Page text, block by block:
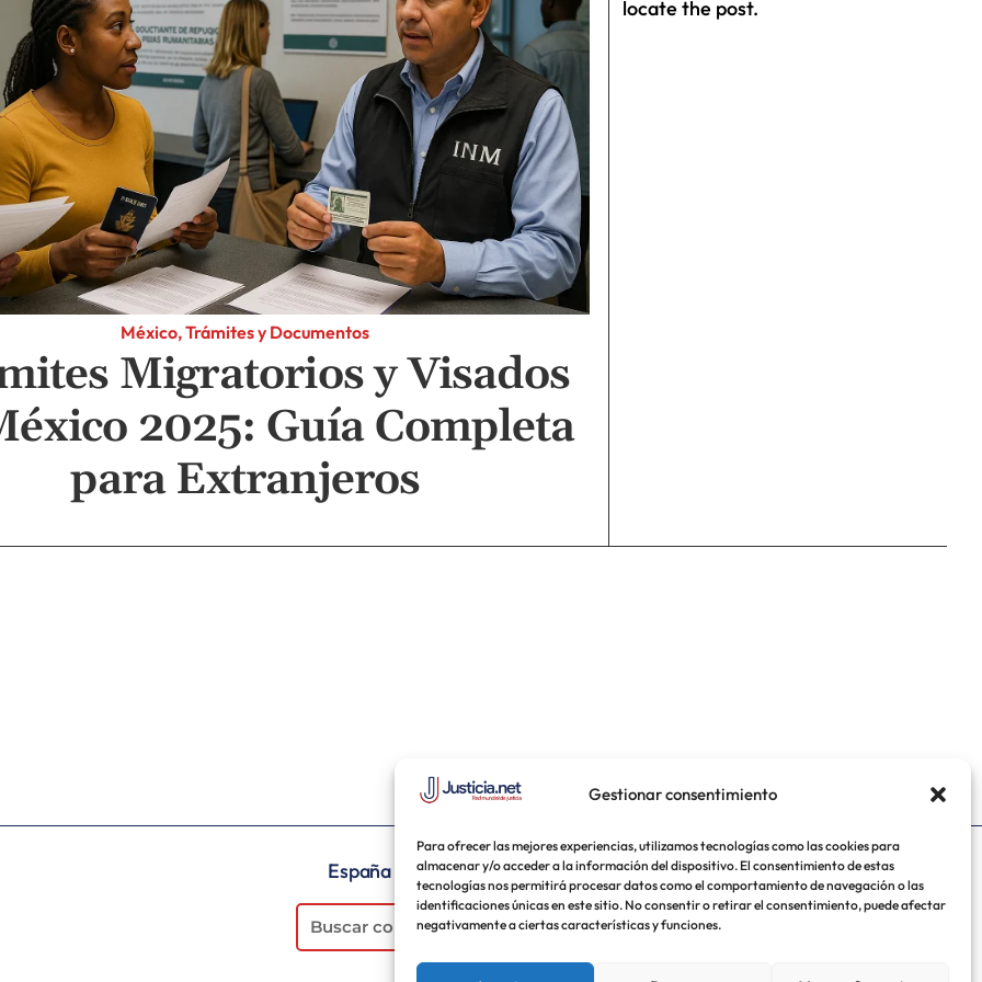
Gestionar consentimiento
Para ofrecer las mejores experiencias, utilizamos tecnologías como las cookies para
almacenar y/o acceder a la información del dispositivo. El consentimiento de estas
tecnologías nos permitirá procesar datos como el comportamiento de navegación o las
identificaciones únicas en este sitio. No consentir o retirar el consentimiento, puede afectar
negativamente a ciertas características y funciones.
México, Trámites y Documentos
Migratorios y Visados
2025: Guía Completa
para Extranjeros
locate the post.
España Venezuela México USA